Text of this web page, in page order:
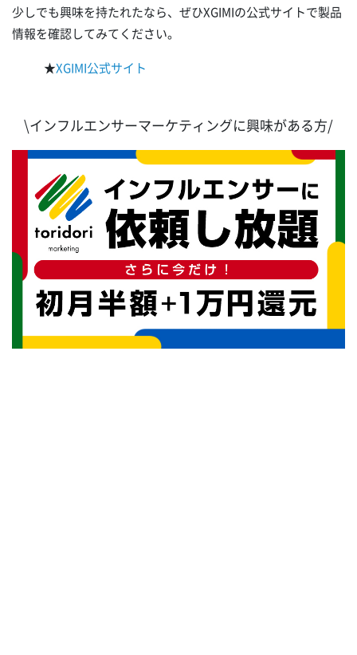
少しでも興味を持たれたなら、ぜひXGIMIの公式サイトで製品
情報を確認してみてください。
★XGIMI公式サイト
\インフルエンサーマーケティングに興味がある方/